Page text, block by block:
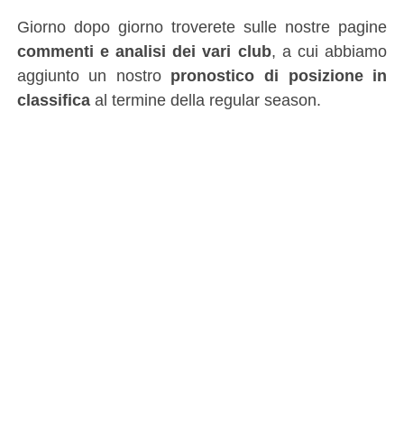
Giorno dopo giorno troverete sulle nostre pagine
commenti e analisi dei vari club, a cui abbiamo
aggiunto un nostro pronostico di posizione in
classificaal termine della regular season.